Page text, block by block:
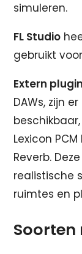
simuleren.
FL Studio
gebruikt
Extern
DAWs, zijn
Lexicon
Reverb.
realistische
ruimtes en
Soorten